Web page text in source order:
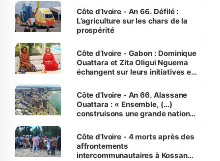
Côte d’Ivoire - An 66. Défilé :
L’agriculture sur les chars de la
prospérité
Côte d’Ivoire - Gabon : Dominique
Ouattara et Zita Oligui Nguema
échangent sur leurs initiatives en
enfants
Côte d’Ivoire - An 66. Alassane
Ouattara : « Ensemble, (…)
construisons une grande nation
générations futures »
Côte d’Ivoire - 4 morts après des
affrontements
intercommunautaires à Kossandji